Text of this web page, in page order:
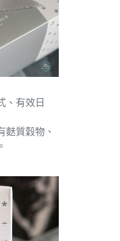
、有效日
麩質穀物、